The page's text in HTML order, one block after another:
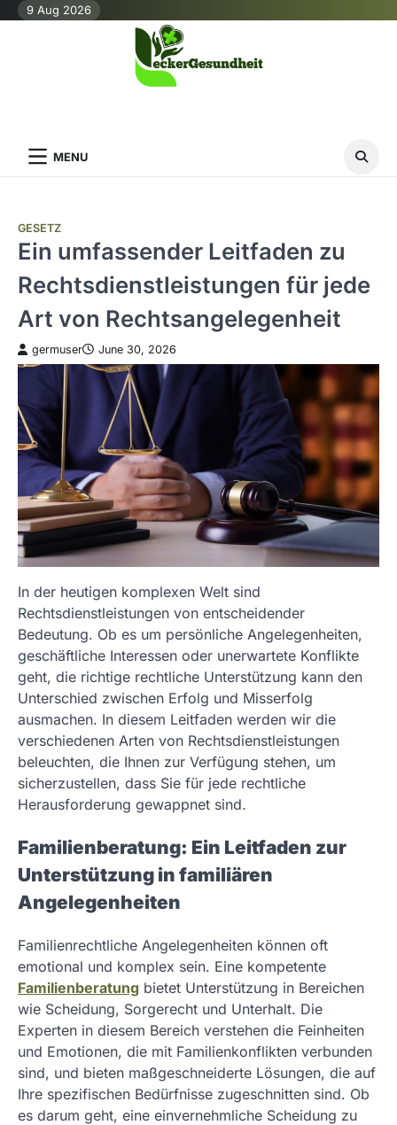
Skip9 Aug 2026
MENU
GESETZ
Ein umfassender Leitfaden zu
Rechtsdienstleistungen für jede
Art von Rechtsangelegenheit
germuser June 30, 2026
In der heutigen komplexen Welt sind
Rechtsdienstleistungen von entscheidender
Bedeutung. Ob es um persönliche Angelegenheiten,
geschäftliche Interessen oder unerwartete Konflikte
geht, die richtige rechtliche Unterstützung kann den
Unterschied zwischen Erfolg und Misserfolg
ausmachen. In diesem Leitfaden werden wir die
verschiedenen Arten von Rechtsdienstleistungen
beleuchten, die Ihnen zur Verfügung stehen, um
sicherzustellen, dass Sie für jede rechtliche
Herausforderung gewappnet sind.
Familienberatung: Ein Leitfaden zur
Unterstützung in familiären
Angelegenheiten
Familienrechtliche Angelegenheiten können oft
emotional und komplex sein. Eine kompetente
Familienberatung bietet Unterstützung in Bereichen
wie Scheidung, Sorgerecht und Unterhalt. Die
Experten in diesem Bereich verstehen die Feinheiten
und Emotionen, die mit Familienkonflikten verbunden
sind, und bieten maßgeschneiderte Lösungen, die auf
Ihre spezifischen Bedürfnisse zugeschnitten sind. Ob
es darum geht, eine einvernehmliche Scheidung zu